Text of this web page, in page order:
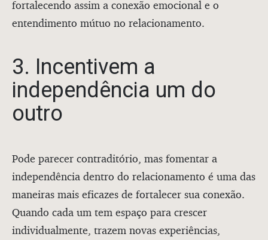
fortalecendo assim a conexão emocional e o
entendimento mútuo no relacionamento.
3. Incentivem a
independência um do
outro
Pode parecer contraditório, mas fomentar a
independência dentro do relacionamento é uma das
maneiras mais eficazes de fortalecer sua conexão.
Quando cada um tem espaço para crescer
individualmente, trazem novas experiências,